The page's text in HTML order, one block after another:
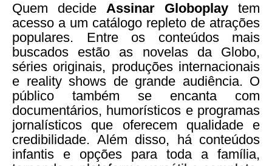
Quem decide Assinar Globoplay tem
acesso a um catálogo repleto de atrações
populares. Entre os conteúdos mais
buscados estão as novelas da Globo,
séries originais, produções internacionais
e reality shows de grande audiência. O
público também se encanta com
documentários, humorísticos e programas
jornalísticos que oferecem qualidade e
credibilidade. Além disso, há conteúdos
infantis e opções para toda a família,